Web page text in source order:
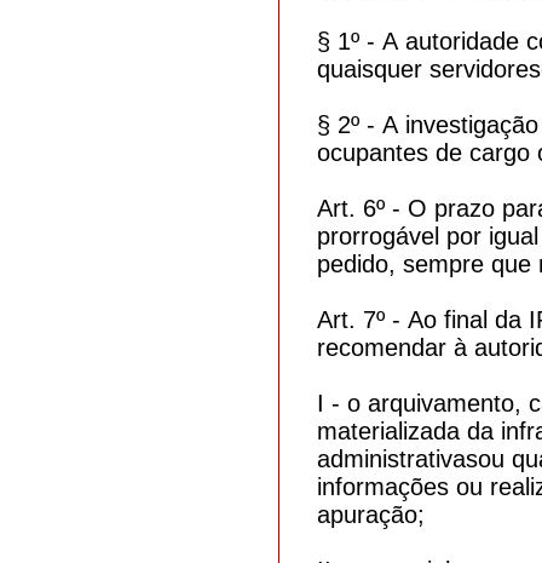
§ 1º - A autoridade
quaisquer
§ 2º - A
ocupantes de
Art. 6º - O prazo
prorrogável por
pedido, sempre
Art. 7º - Ao final da
recomendar à
I - o arquivamento,
materializada da
administrativasou
informações ou
apuração;